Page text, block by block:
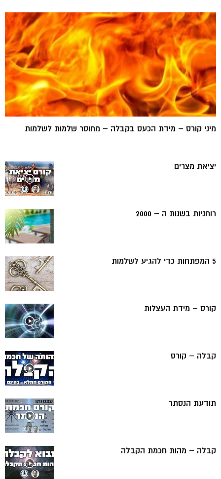
מיני קורס – מידת הכעס בקבלה – מחוסר שלמות לשלמות
יציאת מצרים
רוחניות בשנות ה – 2000
5 המפתחות כדי להגיע לשלמות
קורס – מידת העצלות
קבלה – קורס
תודעת הנסתר
קבלה – מהות חכמת הקבלה